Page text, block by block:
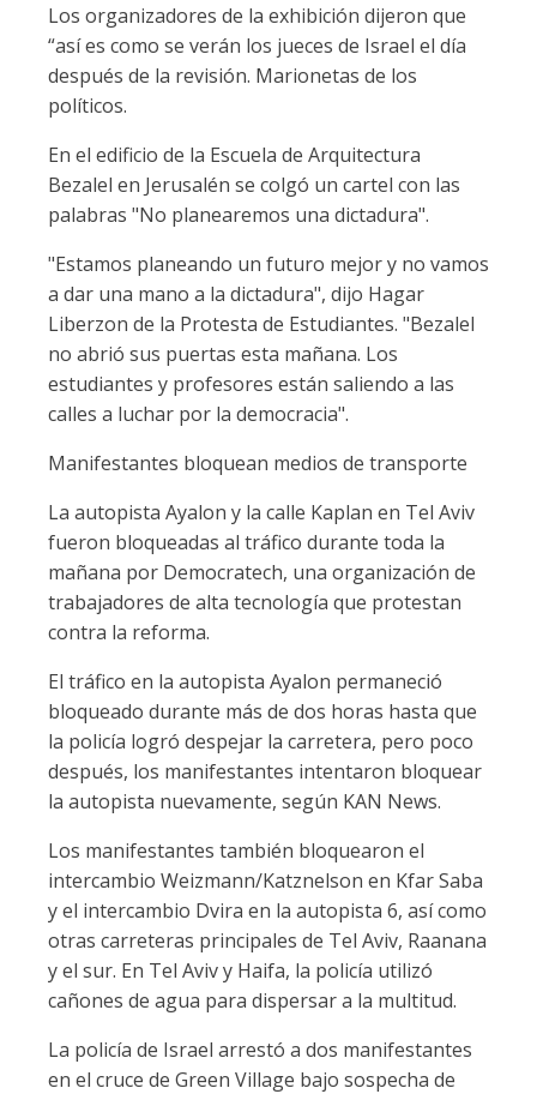
Los organizadores de la exhibición dijeron que
“así es como se verán los jueces de Israel el día
después de la revisión. Marionetas de los
políticos.
En el edificio de la Escuela de Arquitectura
Bezalel en Jerusalén se colgó un cartel con las
palabras "No planearemos una dictadura".
"Estamos planeando un futuro mejor y no vamos
a dar una mano a la dictadura", dijo Hagar
Liberzon de la Protesta de Estudiantes. "Bezalel
no abrió sus puertas esta mañana. Los
estudiantes y profesores están saliendo a las
calles a luchar por la democracia".
Manifestantes bloquean medios de transporte
La autopista Ayalon y la calle Kaplan en Tel Aviv
fueron bloqueadas al tráfico durante toda la
mañana por Democratech, una organización de
trabajadores de alta tecnología que protestan
contra la reforma.
El tráfico en la autopista Ayalon permaneció
bloqueado durante más de dos horas hasta que
la policía logró despejar la carretera, pero poco
después, los manifestantes intentaron bloquear
la autopista nuevamente, según KAN News.
Los manifestantes también bloquearon el
intercambio Weizmann/Katznelson en Kfar Saba
y el intercambio Dvira en la autopista 6, así como
otras carreteras principales de Tel Aviv, Raanana
y el sur. En Tel Aviv y Haifa, la policía utilizó
cañones de agua para dispersar a la multitud.
La policía de Israel arrestó a dos manifestantes
en el cruce de Green Village bajo sospecha de